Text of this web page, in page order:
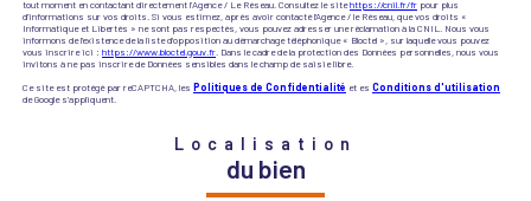
tout moment en contactant directement l’Agence / Le Réseau. Consultez le sitehttps://cnil.fr/fr pour plus
d’informations sur vos droits. Si vous estimez, après avoir contacté l'Agence / le Réseau, que vos droits «
Informatique et Libertés » ne sont pas respectés, vous pouvez adresser une réclamation à la CNIL. Nous vous
informons de l’existence de la liste d'opposition au démarchage téléphonique « Bloctel », sur laquelle vous pouvez
vous inscrire ici : https://www.bloctel.gouv.fr . Dans le cadre de la protection des Données personnelles, nous vous
invitons à ne pas inscrire de Données sensibles dans le champ de saisie libre.
Ce site est protégé par reCAPTCHA, les Politiques de Confidentialité et es Conditions d'utilisation
de Google s'appliquent.
Localisation
du bien